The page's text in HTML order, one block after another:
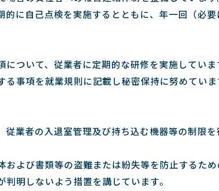
的に自己点検を実施するとともに、年一回（必
ついて、従業者に定期的な研修を実施していま
る事項を就業規則に記載し秘密保持に努めていま
従業者の入退室管理及び持ち込む機器等の制限
および書類等の盗難または紛失等を防止するた
明しないよう措置を講じています。